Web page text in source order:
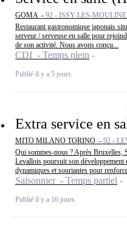
GOMA - 92 - ISSY-LES-
Restaurant gastronomique japonais
serveur / serveuse en salle pour
de son activité. Nous avons conçu...
CDI - Temps plein
Publié il y a 5 jours
Extra service en
MITO MILANO TORINO - 92 -
Qui sommes-nous ? Après Bruxelles,
Levallois poursuit son développement
dynamiques et souriantes pour
Saisonnier - Temps partiel
Publié il y a 16 jours